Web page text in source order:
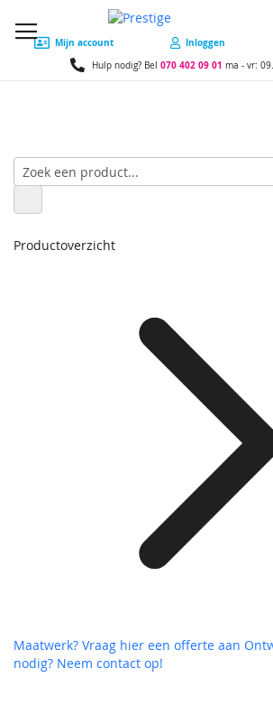
Mijn account Inloggen
Hulp nodig? Bel 070 402 09 01 ma - vr:
Productoverzicht
Maatwerk? Vraag hier een offerte aan
nodig? Neem contact op!